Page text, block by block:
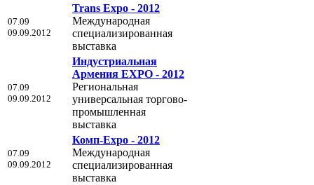
07.09
09.09.2012
Trans Expo - 2012
Международная
специализированная
выставка
07.09
09.09.2012
Индустриальная
Армения EXPO - 2012
Региональная
универсальная торгово-
промышленная
выставка
07.09
09.09.2012
Комп-Expo - 2012
Международная
специализированная
выставка